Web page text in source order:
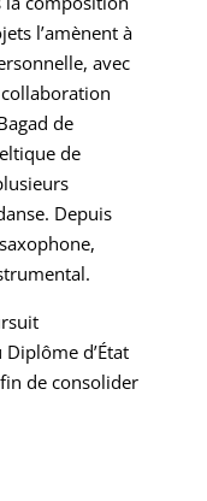
l’amènent à
avec
de
de
Depuis
d’État
de consolider